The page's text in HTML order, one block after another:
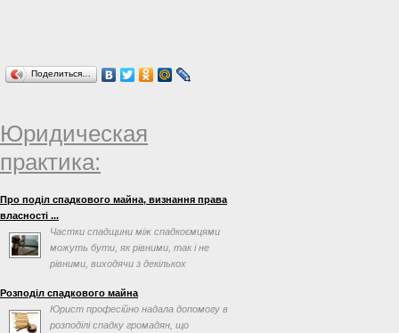
Поделиться…
Юридическая
практика:
Про поділ спадкового майна, визнання права
власності ...
Частки спадщини між спадкоємцями
можуть бути, як рівними, так і не
рівними, виходячи з декількох
Розподіл спадкового майна
Юрист професійно надала допомогу в
розподілі спадку громадян, що